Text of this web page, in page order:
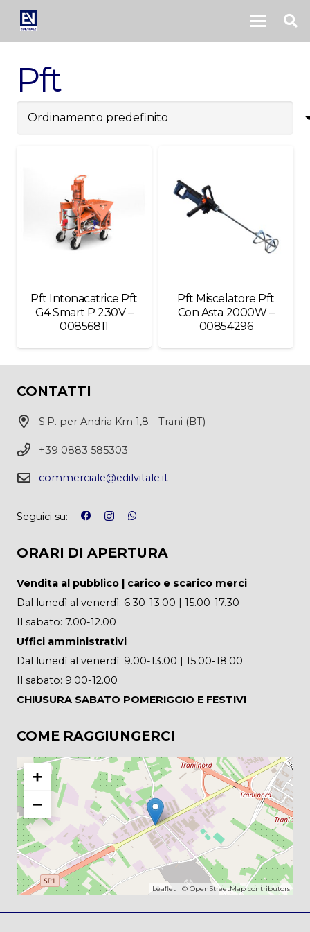
Pft
Pft Intonacatrice Pft
G4 Smart P 230V –
00856811
Pft Miscelatore Pft
Con Asta 2000W –
00854296
CONTATTI
S.P. per Andria Km 1,8 - Trani (BT)
+39 0883 585303
commerciale@edilvitale.it
Seguici su:
ORARI DI APERTURA
Vendita al pubblico | carico e scarico merci
Dal lunedì al venerdì: 6.30-13.00 | 15.00-17.30
Il sabato: 7.00-12.00
Uffici amministrativi
Dal lunedì al venerdì: 9.00-13.00 | 15.00-18.00
Il sabato: 9.00-12.00
CHIUSURA SABATO POMERIGGIO E FESTIVI
COME RAGGIUNGERCI
+
−
Leaflet | © OpenStreetMapcontributors